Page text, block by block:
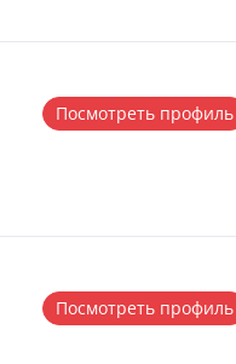
Посмотреть профиль
Посмотреть профиль